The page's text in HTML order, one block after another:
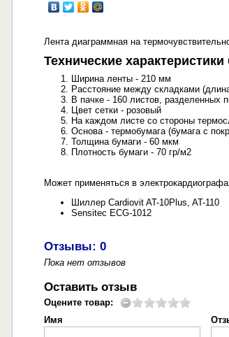
Лента диаграммная на
Технические
Ширина ленты - 210 мм
Расстояние между складками
В пачке - 160 листов, разделенных
Цвет сетки - розовый
На каждом листе со стороны
Основа - термобумага (бумага с
Толщина бумаги - 60 мкм
Плотность бумаги - 70 гр/м2
Может применяться в
Шиллер Cardiovit AT-10Plus, AT-110
Sensitec ECG-1012
Отзывы: 0
Пока нет отзывов
Оставить отзыв
Оцените товар:
Имя